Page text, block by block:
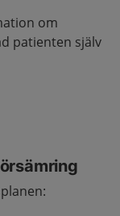
om
patienten själv